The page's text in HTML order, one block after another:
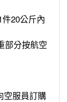
20公斤內
部分按航空
空服員訂購